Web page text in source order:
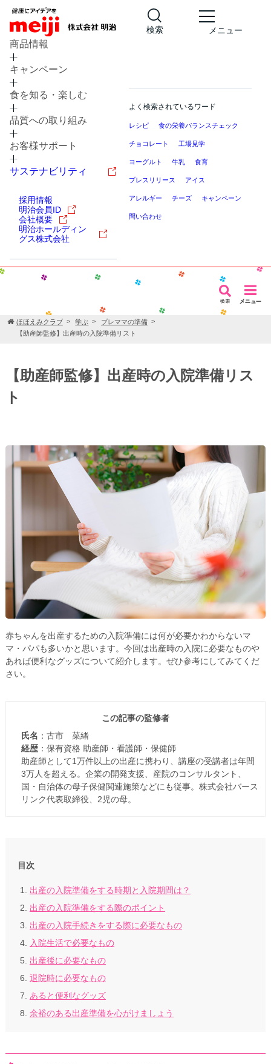
検索 メニュー
商品情報
キャンペーン
食を知る・楽しむ
品質への取り組み
お客様サポート
サステナビリティ
採用情報
明治会員ID
会社概要
明治ホールディン
グス株式会社
よく検索されているワード
レシピ 食の栄養バランスチェック
チョコレート 工場見学
ヨーグルト 牛乳 食育
プレスリリース アイス
アレルギー チーズ キャンペーン
問い合わせ
ほほえみクラブ 学ぶ
プレママの準備
【助産師監修】出産時の入院準備リスト
【助産師監修】出産時の入院準備リス
ト
赤ちゃんを出産するための入院準備には何が必要かわからないマ
マ・パパも多いかと思います。今回は出産時の入院に必要なものや
あれば便利なグッズについて紹介します。ぜひ参考にしてみてくだ
さい。
この記事の監修者
氏名 ：古市 菜緒
経歴 ：保有資格 助産師・看護師・保健師
助産師として1万件以上の出産に携わり、講座の受講者は年間
3万人を超える。企業の開発支援、産院のコンサルタント、
国・自治体の母子保健関連施策などにも従事。株式会社バース
リンク代表取締役、2児の母。
目次
出産の入院準備をする時期と入院期間は？
出産の入院準備をする際のポイント
出産の入院手続きをする際に必要なもの
入院生活で必要なもの
出産後に必要なもの
退院時に必要なもの
あると便利なグッズ
余裕のある出産準備を心がけましょう